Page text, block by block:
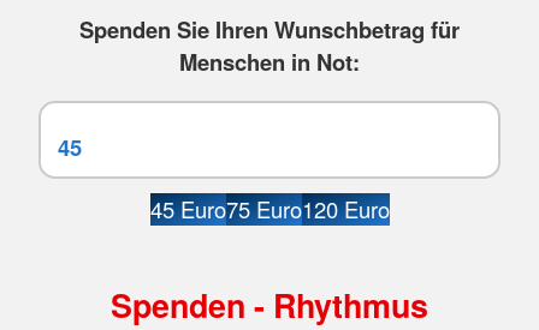
Spenden Sie Ihren Wunschbetrag für
Menschen in Not:
45 Euro75 Euro120 Euro
Spenden - Rhythmus